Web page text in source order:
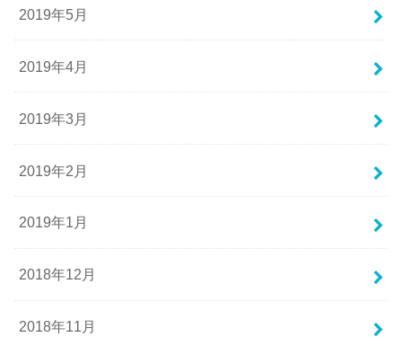
2019年5月
2019年4月
2019年3月
2019年2月
2019年1月
2018年12月
2018年11月